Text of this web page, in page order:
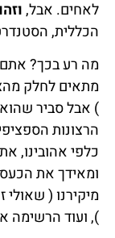
לאחים. אבל,
הכללית,
מה רע בכך?
מתאים לחלק
) אבל סביר שהוא
הרצונות
כלפי אהובינו,
ומאידך את
מיקירנו ( שאולי
), ועוד הרשימה